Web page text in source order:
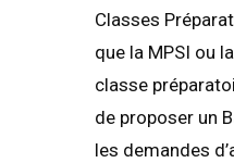
Classes
que la MPSI ou
classe
de proposer un
les demandes